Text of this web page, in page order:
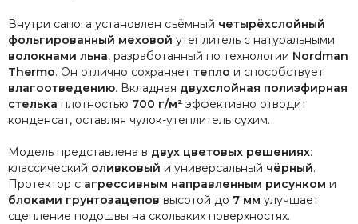
Внутри сапога установлен съёмный четырёхслойный
фольгированный меховой утеплитель с натуральными
волокнами льна, разработанный по технологии Nordman
Thermo. Он отлично сохраняет тепло и способствует
влагоотведению. Вкладная двухслойная полиэфирная
стелька плотностью 700 г/м² эффективно отводит
конденсат, оставляя чулок-утеплитель сухим.
Модель представлена в двух цветовых решениях:
классический оливковый и универсальный чёрный.
Протектор с агрессивным направленным рисунком и
блоками грунтозацепов высотой до 7 мм улучшает
сцепление подошвы на скользких поверхностях.